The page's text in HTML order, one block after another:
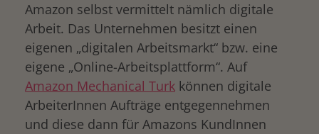
Amazon selbst vermittelt nämlich digitale
Arbeit. Das Unternehmen besitzt einen
eigenen „digitalen Arbeitsmarkt“ bzw. eine
eigene „Online-Arbeitsplattform“. Auf
Amazon Mechanical Turk können digitale
ArbeiterInnen Aufträge entgegennehmen
und diese dann für Amazons KundInnen